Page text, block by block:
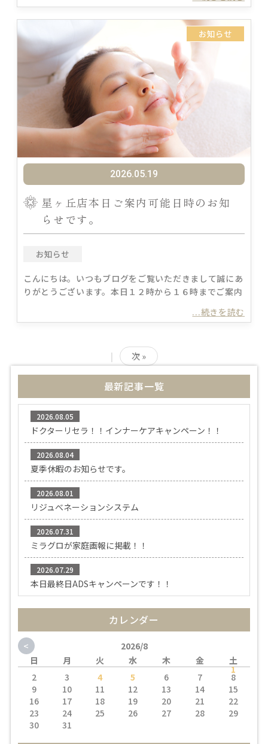
2026.05.19
星ヶ丘店本日ご案内可能日時のお知
らせです。
お知らせ
お知らせ
こんにちは。いつもブログをご覧いただきまして誠にあ
りがとうございます。本日１２時から１６時までご案内
...続きを読む
| 次 »
最新記事一覧
2026.08.05
ドクターリセラ！！インナーケアキャンペーン！！
2026.08.04
夏季休暇のお知らせです。
2026.08.01
リジュべネーションシステム
2026.07.31
ミラグロが家庭画報に掲載！！
2026.07.29
本日最終日ADSキャンペーンです！！
カレンダー
<
2026/8
日
月 火 水 木 金 土
1
2 3 4 5 6 7
8
9
10 11 12 13 14
15
16
17 18 19 20 21
22
23
24 25 26 27 28
29
30
31